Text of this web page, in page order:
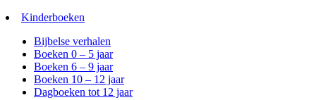
Kinderboeken
Bijbelse verhalen
Boeken 0 – 5 jaar
Boeken 6 – 9 jaar
Boeken 10 – 12 jaar
Dagboeken tot 12 jaar